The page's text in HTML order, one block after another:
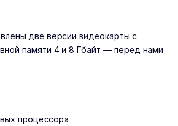
две версии видеокарты с
памяти 4 и 8 Гбайт — перед нами
процессора